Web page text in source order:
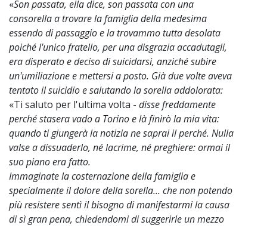
«Son passata, ella dice, son passata con una
consorella a trovare la famiglia della medesima
essendo di passaggio e la trovammo tutta desolata
poiché l'unico fratello, per una disgrazia accadutagli,
era disperato e deciso di suicidarsi, anziché subire
un'umiliazione e mettersi a posto. Già due volte aveva
tentato il suicidio e salutando la sorella addolorata:
«Ti saluto per l'ultima volta - disse freddamente
perché stasera vado a Torino e là finirò la mia vita:
quando ti giungerà la notizia ne saprai il perché. Nulla
valse a dissuaderlo, né lacrime, né preghiere: ormai il
suo piano era fatto.
Immaginate la costernazione della famiglia e
specialmente il dolore della sorella... che non potendo
più resistere sentì il bisogno di manifestarmi la causa
di sì gran pena, chiedendomi di suggerirle un mezzo